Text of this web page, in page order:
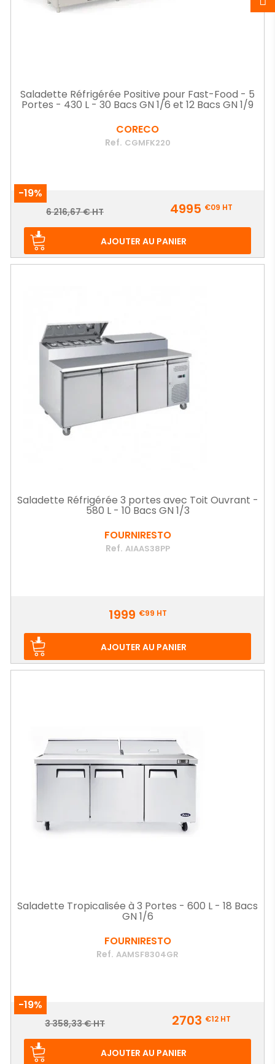
Saladette Réfrigérée Positive pour Fast-Food - 5
Portes - 430 L - 30 Bacs GN 1/6 et 12 Bacs GN 1/9
CORECO
Ref. CGMFK220
-19%
Prix
Prix
6 216,67 € HT 4995 €09 HT
AJOUTER AU PANIER
Saladette Réfrigérée 3 portes avec Toit Ouvrant -
580 L - 10 Bacs GN 1/3
FOURNIRESTO
Ref. AIAAS38PP
1999 €99 HT
AJOUTER AU PANIER
Saladette Tropicalisée à 3 Portes - 600 L - 18 Bacs
GN 1/6
FOURNIRESTO
Ref. AAMSF8304GR
-19%
Prix
Prix
3 358,33 € HT 2703 €12 HT
AJOUTER AU PANIER